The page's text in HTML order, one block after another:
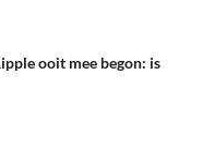
ooit mee begon: is